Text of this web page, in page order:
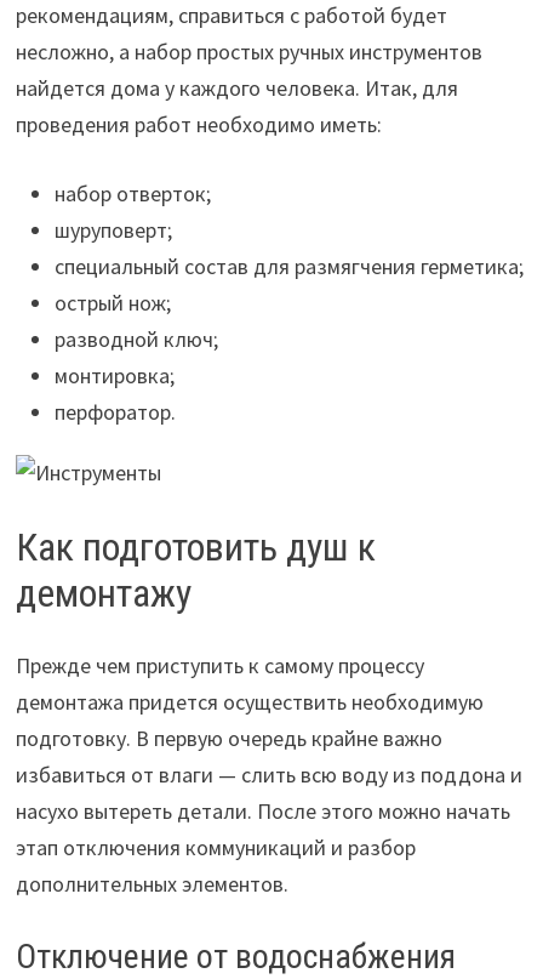
рекомендациям, справиться с работой будет
несложно, а набор простых ручных инструментов
найдется дома у каждого человека. Итак, для
проведения работ необходимо иметь:
набор отверток;
шуруповерт;
специальный состав для размягчения герметика;
острый нож;
разводной ключ;
монтировка;
перфоратор.
Как подготовить душ к
демонтажу
Прежде чем приступить к самому процессу
демонтажа придется осуществить необходимую
подготовку. В первую очередь крайне важно
избавиться от влаги — слить всю воду из поддона и
насухо вытереть детали. После этого можно начать
этап отключения коммуникаций и разбор
дополнительных элементов.
Отключение от водоснабжения